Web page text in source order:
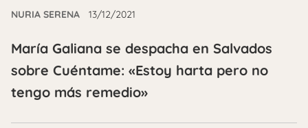
NURIA SERENA 13/12/2021
María Galiana se despacha en Salvados
sobre Cuéntame: «Estoy harta pero no
tengo más remedio»